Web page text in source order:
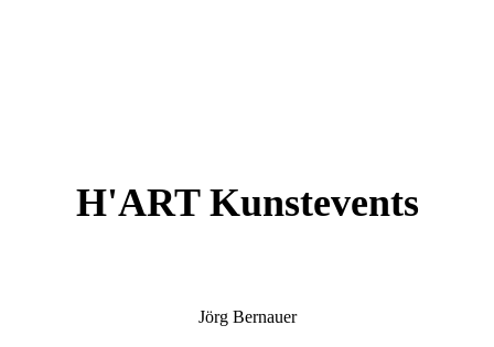
H'ART Kunstevents
Jörg Bernauer